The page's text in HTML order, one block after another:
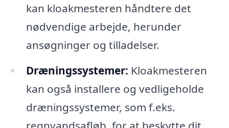
kan kloakmesteren håndtere det
nødvendige arbejde, herunder
ansøgninger og tilladelser.
Dræningssystemer: Kloakmesteren
kan også installere og vedligeholde
dræningssystemer, som f.eks.